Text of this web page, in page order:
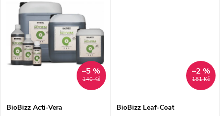
140 Kč
–5 %
BioBizz Acti-Vera
181 Kč
–2 %
BioBizz Leaf-Coat